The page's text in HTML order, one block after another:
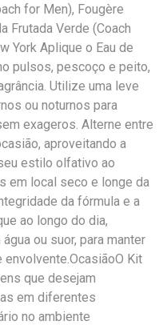
for Men), Fougère
Frutada Verde (Coach
York Aplique o Eau de
pulsos, pescoço e peito,
Utilize uma leve
ou noturnos para
exageros. Alterne entre
aproveitando a
estilo olfativo ao
em local seco e longe da
da fórmula e a
ao longo do dia,
ou suor, para manter
Kit
que desejam
em diferentes
no ambiente